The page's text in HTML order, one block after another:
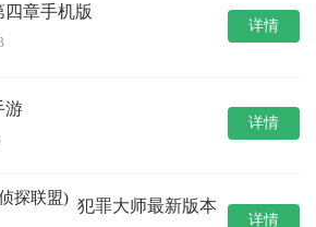
章手机版
详情
游
详情
犯罪大师最新版本
详情